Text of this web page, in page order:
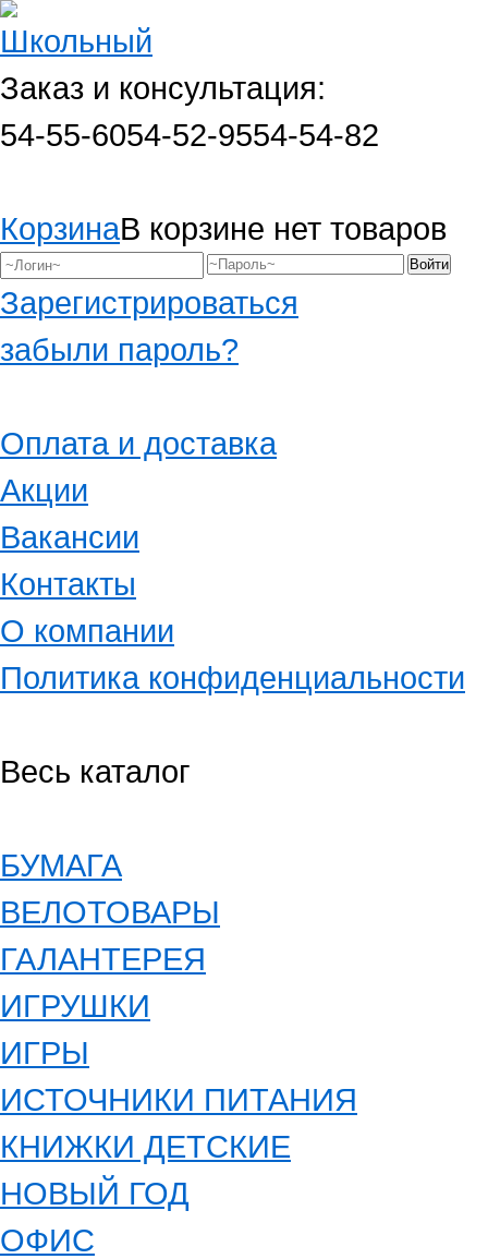
Заказ и консультация:
54-55-6054-52-9554-54-82
КорзинаВ корзине нет товаров
Зарегистрироваться
забыли пароль?
Оплата и доставка
Акции
Вакансии
Контакты
О компании
Политика конфиденциальности
Весь каталог
БУМАГА
ВЕЛОТОВАРЫ
ГАЛАНТЕРЕЯ
ИГРУШКИ
ИГРЫ
ИСТОЧНИКИ ПИТАНИЯ
КНИЖКИ ДЕТСКИЕ
НОВЫЙ ГОД
ОФИС